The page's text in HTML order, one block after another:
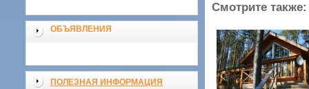
ОБЪЯВЛЕНИЯ
ПОЛЕЗНАЯ ИНФОРМАЦИЯ
Смотрите также: